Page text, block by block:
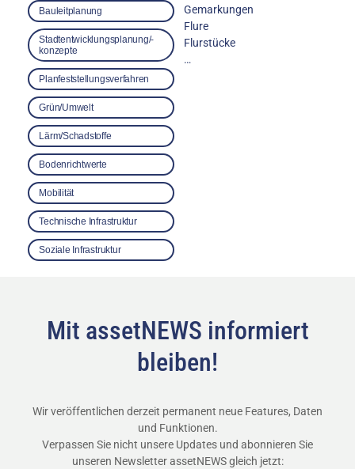
Bauleitplanung
Stadtentwicklungs­planung/-
konzepte
Planfeststellungs­verfahren
Grün/Umwelt
Lärm/Schadstoffe
Bodenrichtwerte
Mobilität
Technische Infrastruktur
Soziale Infrastruktur
Gemarkungen
Flure
Flurstücke
…
Mit assetNEWS informiert
bleiben!
Wir veröffentlichen derzeit permanent neue Features, Daten
und Funktionen.
Verpassen Sie nicht unsere Updates und abonnieren Sie
unseren Newsletter assetNEWS gleich jetzt: